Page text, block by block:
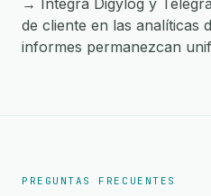
→ Integra Digylog y
de cliente en las analíticas
informes permanezcan
PREGUNTAS FRECUENTES